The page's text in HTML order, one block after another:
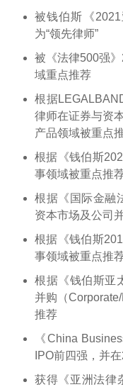
被钱伯斯《
为“领先律师”
被《法律500强
域重点推荐
根据
律师在证券与资
产品领域被重点
根据《钱伯斯
事领域被重点推
根据《国际金融
资本市场及公司
根据《钱伯斯
事领域被重点推
根据《钱伯斯亚
并购（
推荐
《China
IPO前四强，并
获得《亚洲法律